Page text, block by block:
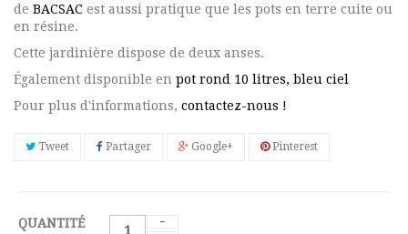
de BACSAC est aussi pratique que les pots en terre cuite ou
en résine.
Cette jardinière dispose de deux anses.
Également disponible en pot rond 10 litres, bleu ciel
Pour plus d'informations, contactez-nous !
Tweet Partager Google+ Pinterest
QUANTITÉ